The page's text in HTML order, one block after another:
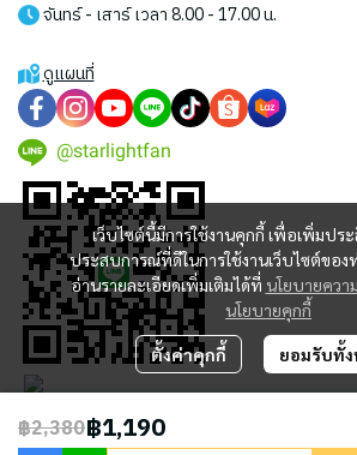
฿2,380฿1,190
เว็บไซต์นี้มีการใช้งานคุกกี้ เพื่อเพิ่มปร
ประสบการณ์ที่ดีในการใช้งานเว็บไซต์ของ
อ่านรายละเอียดเพิ่มเติมได้ที่ นโยบายควา
นโยบายคุกกี้
ตั้งค่าคุกกี้ ยอมรับทั้
จันทร์ - เสาร์ เวลา 8.00 - 17.00 น.
ดูแผนที่
@starlightfan